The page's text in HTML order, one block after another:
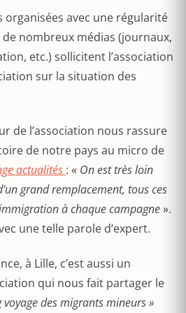
organisées avec une régularité
nombreux médias (journaux,
etc.) sollicitent l’association
sur la situation des
de l’association nous rassure
de notre pays au micro de
actualités : « On est très loin
grand remplacement, tous ces
à chaque campagne».
une telle parole d’expert.
à Lille, c’est aussi un
qui nous fait partager le
voyage des migrants mineurs »